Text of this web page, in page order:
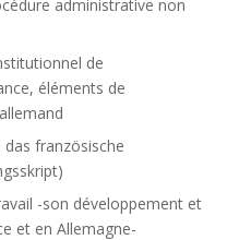
administrative non
de
éléments de
das französische
-son développement et
et en Allemagne-